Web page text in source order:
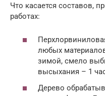
Что касается составов,
работах:
любых
зимой, смело
высыхания – 1
Дерево